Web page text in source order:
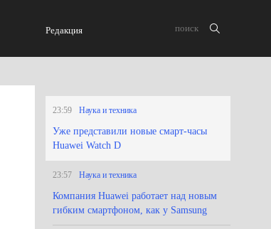
Редакция
23:59 Наука и техника
Уже представили новые смарт-часы
Huawei Watch D
23:57 Наука и техника
Компания Huawei работает над новым
гибким смартфоном, как у Samsung